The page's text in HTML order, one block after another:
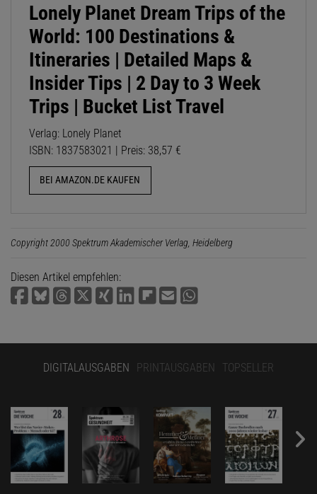
Lonely Planet Dream Trips of the
World: 100 Destinations &
Itineraries | Detailed Maps &
Insider Tips | 2 Day to 3 Week
Trips | Bucket List Travel
Verlag: Lonely Planet
ISBN: 1837583021 | Preis: 38,57 €
BEI AMAZON.DE KAUFEN
Copyright 2000 Spektrum Akademischer Verlag, Heidelberg
Diesen Artikel empfehlen:
DIGITALAUSGABEN PRINTAUSGABEN TOPSELLER